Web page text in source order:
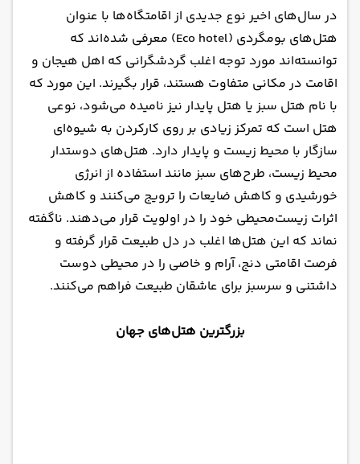
در سال‌های اخیر نوع جدیدی از اقامتگاه‌ها با عنوان
هتل‌های بومگردی (Eco hotel) معرفی شده‌اند که
توانسته‌اند مورد توجه اغلب گردشگرانی که اهل هیجان و
اقامت در مکانی متفاوت هستند، قرار بگیرند. این مورد که
با نام هتل سبز یا هتل پایدار نیز نامیده می‌شود، نوعی
هتل است که تمرکز زیادی بر روی کارکردن به شیوه‌ای
سازگار با محیط زیست و پایدار دارد. هتل‌های دوستدار
محیط زیست، طرح‌های سبز مانند استفاده از انرژی
خورشیدی و کاهش ضایعات را ترویج می‌کنند و کاهش
اثرات زیست‌محیطی خود را در اولویت قرار می‌دهند. ناگفته
نماند که این هتل‌ها اغلب در دل طبیعت قرار گرفته و
فرصت اقامتی دنج، آرام و خاصی را در محیطی دوست
داشتنی و سرسبز برای عاشقان طبیعت فراهم می‌کنند.
بزرگترین هتل‌های جهان